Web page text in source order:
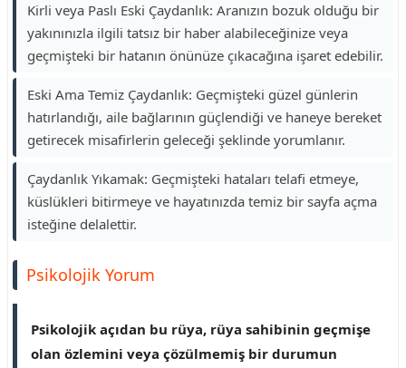
Kirli veya Paslı Eski Çaydanlık: Aranızın bozuk olduğu bir
yakınınızla ilgili tatsız bir haber alabileceğinize veya
geçmişteki bir hatanın önünüze çıkacağına işaret edebilir.
Eski Ama Temiz Çaydanlık: Geçmişteki güzel günlerin
hatırlandığı, aile bağlarının güçlendiği ve haneye bereket
getirecek misafirlerin geleceği şeklinde yorumlanır.
Çaydanlık Yıkamak: Geçmişteki hataları telafi etmeye,
küslükleri bitirmeye ve hayatınızda temiz bir sayfa açma
isteğine delalettir.
Psikolojik Yorum
Psikolojik açıdan bu rüya, rüya sahibinin geçmişe
olan özlemini veya çözülmemiş bir durumun